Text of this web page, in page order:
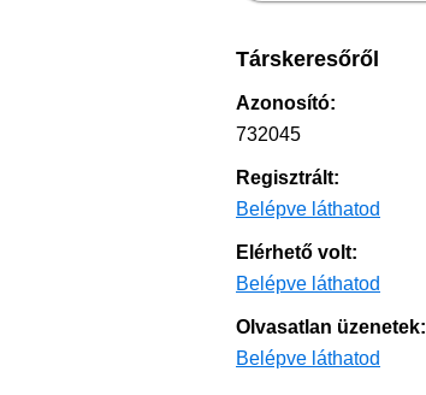
Társkeresőről
Azonosító:
732045
Regisztrált:
Belépve láthatod
Elérhető volt:
Belépve láthatod
Olvasatlan üzenetek:
Belépve láthatod